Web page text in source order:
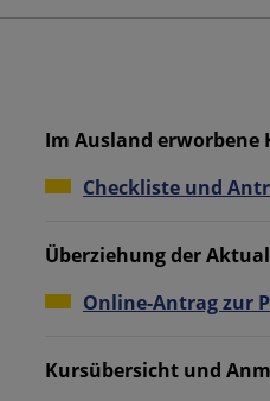
Im Ausland erworbene
Checkliste und
Überziehung der
Online-Antrag zur
Kursübersicht und